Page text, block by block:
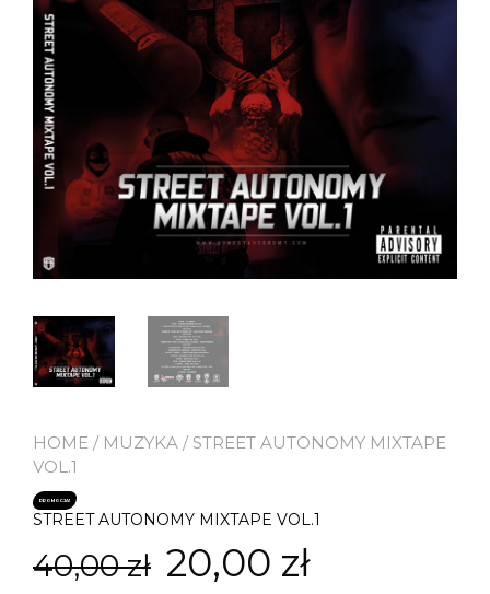
HOME / MUZYKA / STREET AUTONOMY MIXTAPE
VOL.1
PROMOCJA!
STREET AUTONOMY MIXTAPE VOL.1
40,00zł Pierwotna
20,00 złAktualna